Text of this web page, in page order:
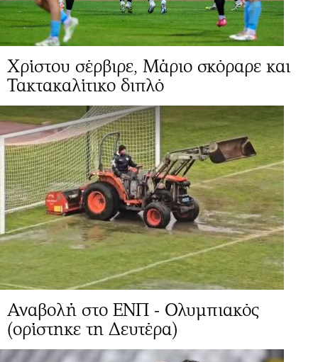
Χρίστου σέρβιρε, Μάριο σκόραρε και
Τακτακαλίτικο διπλό
Αναβολή στο ΕΝΠ - Ολυμπιακός
(ορίστηκε τη Δευτέρα)